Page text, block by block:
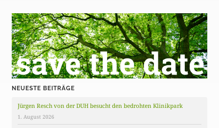
NEUESTE BEITRÄGE
Jürgen Resch von der DUH besucht den bedrohten Klinikpark
1. August 2026